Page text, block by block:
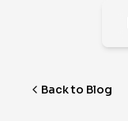
Back to Blog